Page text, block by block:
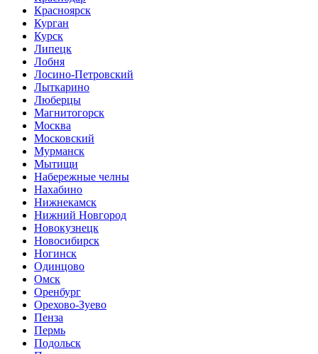
Красноярск
Курган
Курск
Липецк
Лобня
Лосино-Петровский
Лыткарино
Люберцы
Магнитогорск
Москва
Московский
Мурманск
Мытищи
Набережные челны
Нахабино
Нижнекамск
Нижний Новгород
Новокузнецк
Новосибирск
Ногинск
Одинцово
Омск
Оренбург
Орехово-Зуево
Пенза
Пермь
Подольск